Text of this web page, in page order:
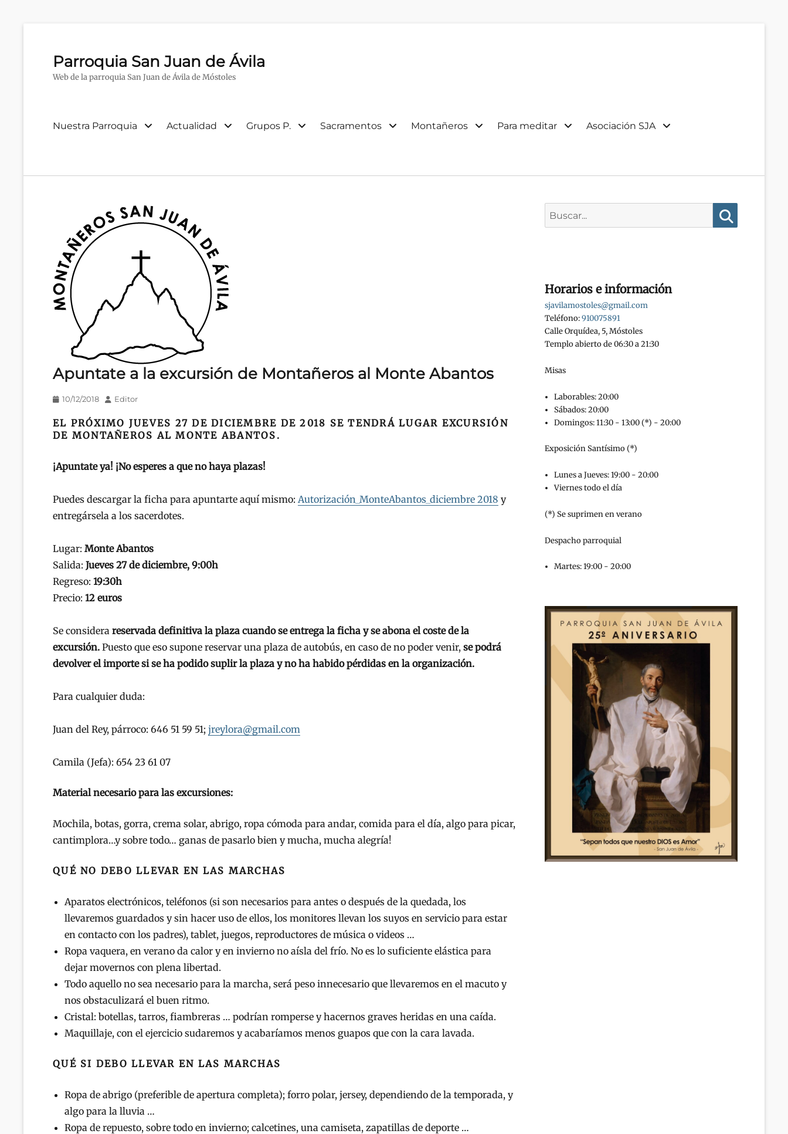
Parroquia San Juan de Ávila
Web de la parroquia San Juan de Ávila de Móstoles
Menú
Nuestra Parroquia Actualidad Grupos P. Sacramentos Montañeros Para meditar Asociación SJA
Apuntate a la excursión de Montañeros al Monte Abantos
Publicado
10/12/2018 AutorEditor
EL PRÓXIMO JUEVES 27 DE DICIEMBRE DE 2018 SE TENDRÁ LUGAR EXCURSIÓN
DE MONTAÑEROS AL MONTE ABANTOS.
¡Apuntate ya! ¡No esperes a que no haya plazas!
Puedes descargar la ficha para apuntarte aquí mismo: Autorización_MonteAbantos_diciembre 2018 y
entregársela a los sacerdotes.
Lugar: Monte Abantos
Salida: Jueves 27 de diciembre, 9:00h
Regreso: 19:30h
Precio: 12 euros
Se considera reservada definitiva la plaza cuando se entrega la ficha y se abona el coste de la
excursión. Puesto que eso supone reservar una plaza de autobús, en caso de no poder venir, se podrá
devolver el importe si se ha podido suplir la plaza y no ha habido pérdidas en la organización.
Para cualquier duda:
Juan del Rey, párroco: 646 51 59 51; jreylora@gmail.com
Camila (Jefa): 654 23 61 07
Material necesario para las excursiones:
Mochila, botas, gorra, crema solar, abrigo, ropa cómoda para andar, comida para el día, algo para picar,
cantimplora…y sobre todo… ganas de pasarlo bien y mucha, mucha alegría!
QUÉ NO DEBO LLEVAR EN LAS MARCHAS
Aparatos electrónicos, teléfonos (si son necesarios para antes o después de la quedada, los
llevaremos guardados y sin hacer uso de ellos, los monitores llevan los suyos en servicio para estar
en contacto con los padres), tablet, juegos, reproductores de música o videos …
Ropa vaquera, en verano da calor y en invierno no aísla del frío. No es lo suficiente elástica para
dejar movernos con plena libertad.
Todo aquello no sea necesario para la marcha, será peso innecesario que llevaremos en el macuto y
nos obstaculizará el buen ritmo.
Cristal: botellas, tarros, fiambreras … podrían romperse y hacernos graves heridas en una caída.
Maquillaje, con el ejercicio sudaremos y acabaríamos menos guapos que con la cara lavada.
QUÉ SI DEBO LLEVAR EN LAS MARCHAS
Ropa de abrigo (preferible de apertura completa); forro polar, jersey, dependiendo de la temporada, y
algo para la lluvia …
Ropa de repuesto, sobre todo en invierno; calcetines, una camiseta, zapatillas de deporte …
Horarios e información
sjavilamostoles@gmail.com
Teléfono:910075891
Calle Orquídea, 5, Móstoles
Templo abierto de 06:30 a 21:30
Misas
Laborables: 20:00
Sábados: 20:00
Domingos: 11:30 - 13:00 (*) - 20:00
Exposición Santísimo (*)
Lunes a Jueves: 19:00 - 20:00
Viernes todo el día
(*) Se suprimen en verano
Despacho parroquial
Martes: 19:00 - 20:00